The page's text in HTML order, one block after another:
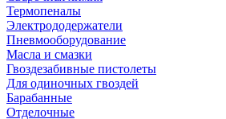
Термопеналы
Электрододержатели
Пневмооборудование
Масла и смазки
Гвоздезабивные пистолеты
Для одиночных гвоздей
Барабанные
Отделочные